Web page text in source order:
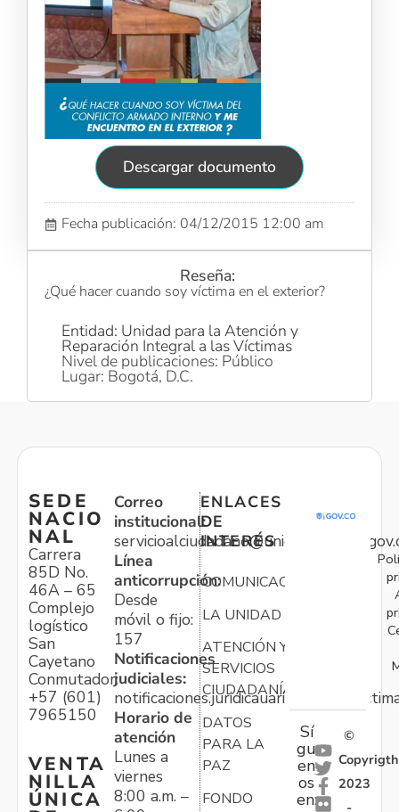
Descargar documento
Fecha publicación: 04/12/2015 12:00 am
Reseña:
¿Qué hacer cuando soy víctima en el exterior?
Entidad: Unidad para la Atención y
Reparación Integral a las Víctimas
Nivel de publicaciones: Público
Lugar: Bogotá, D.C.
SEDE
NACIO
NAL
Carrera
85D No.
46A – 65
Complejo
logístico
San
Cayetano
Conmutador:
+57 (601)
7965150
VENTA
NILLA
ÚNICA
Correo
institucional:
Línea
anticorrupción:
Desde
móvil o fijo:
157
Notificaciones
judiciales:
Horario de
atención
Lunes a
viernes
8:00 a.m. –
ENLACES
DE
INTERÉS
COMUNICACIONES
LA UNIDAD
ATENCIÓN Y
SERVICIOS
CIUDADANÍA
DATOS
PARA LA
PAZ
FONDO
Sí
gu
en
os
en:
©
Copyrigth
2023
-